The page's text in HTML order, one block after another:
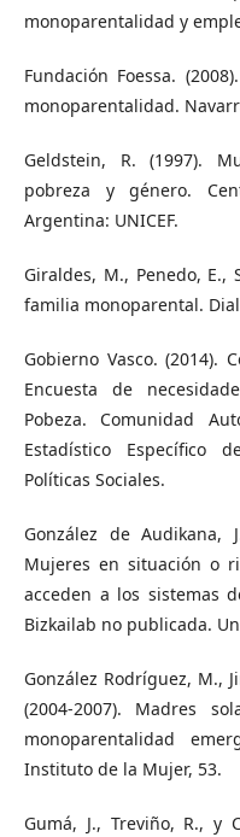
monoparentalidad y
Fundación Foessa.
monoparentalidad.
Geldstein, R. (1997).
pobreza y género.
Argentina: UNICEF.
Giraldes, M., Penedo, E.,
familia monoparental.
Gobierno Vasco. (2014).
Encuesta de
Pobeza. Comunidad
Estadístico Específico
Políticas Sociales.
González de Audikana,
Mujeres en situación o
acceden a los sistemas
Bizkailab no publicada.
González Rodríguez, M.,
(2004-2007). Madres
monoparentalidad
Instituto de la Mujer, 53.
Gumá, J., Treviño, R., y